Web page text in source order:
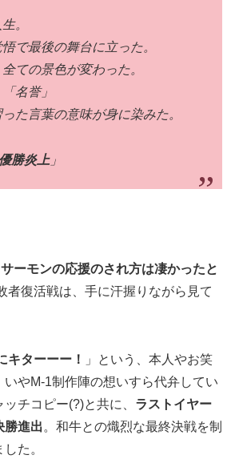
。
で最後の舞台に立った。
ての景色が変わった。
名誉」
た言葉の意味が身に染みた。
優勝炎上」
ーモンの応援のされ方は凄かったと
者復活戦は、手に汗握りながら見て
キターーー！
」という、本人やお笑
いやM-1制作陣の想いすら代弁してい
チコピー(?)と共に、 ラストイヤー
勝進出。和牛との熾烈な最終決戦を制
た。